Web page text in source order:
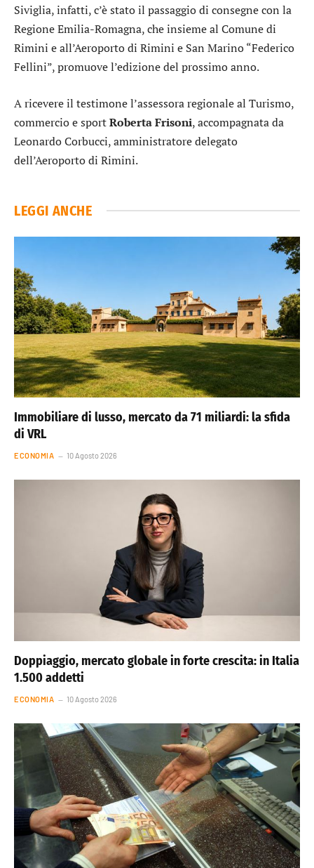
Siviglia, infatti, c’è stato il passaggio di consegne con la
Regione Emilia-Romagna, che insieme al Comune di
Rimini e all’Aeroporto di Rimini e San Marino “Federico
Fellini”, promuove l’edizione del prossimo anno.
A ricevere il testimone l’assessora regionale al Turismo,
commercio e sportRoberta Frisoni, accompagnata da
Leonardo Corbucci, amministratore delegato
dell’Aeroporto di Rimini.
LEGGI ANCHE
Immobiliare di lusso, mercato da 71 miliardi: la sfida
di VRL
ECONOMIA 10 Agosto 2026
Doppiaggio, mercato globale in forte crescita: in Italia
1.500 addetti
ECONOMIA 10 Agosto 2026